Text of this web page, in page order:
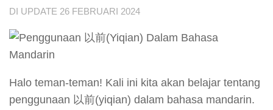
DI UPDATE 26 FEBRUARI 2024
Halo teman-teman! Kali ini kita akan belajar tentang
penggunaan 以前(yiqian) dalam bahasa mandarin.